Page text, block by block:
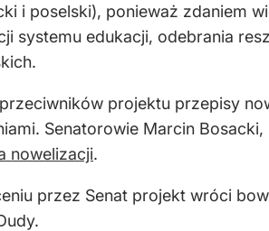
i poselski), ponieważ zdaniem
systemu edukacji, odebrania
projektu przepisy
Senatorowie Marcin
nowelizacji.
przez Senat projekt wróci